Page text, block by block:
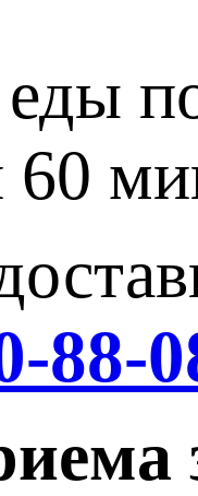
еды
60
88-